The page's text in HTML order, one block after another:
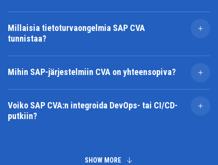
Millaisia tietoturvaongelmia SAP CVA
tunnistaa?
SAP Code Vulnerability Analyzer havaitsee laajan
Cross-site scripting (XSS) -hyökkäykset
Puuttuvat tai virheelliset valtuustarkistukset
Vaarallinen tiedostojärjestelmän käyttö
Kovakoodatut tunnisteet ja arkaluontoisten
Mihin SAP-järjestelmiin CVA on yhteensopiva?
SAP CVA toimii seuraavien SAP-järjestelmien kanssa:
SAP NetWeaver AS ABAP 7.02+ (on-premise)
SAP S/4HANA (kaikki versiot, joissa NetWeaver
Voiko SAP CVA:n integroida DevOps- tai CI/CD-
putkiin?
liittää suoraan ohjelmiston kehitysprosessiin.
SHOW MORE